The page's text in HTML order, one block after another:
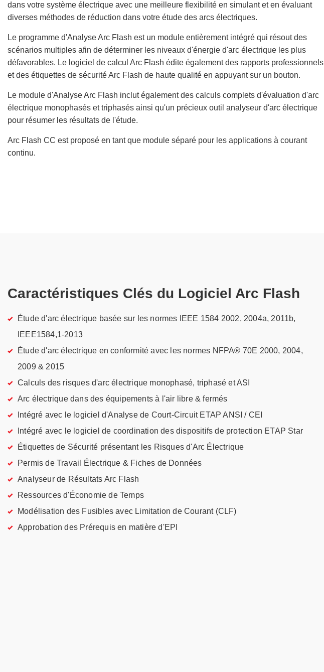
dans votre système électrique avec une meilleure flexibilité en simulant et en évaluant
diverses méthodes de réduction dans votre étude des arcs électriques.
Le programme d'Analyse Arc Flash est un module entièrement intégré qui résout des
scénarios multiples afin de déterminer les niveaux d'énergie d'arc électrique les plus
défavorables. Le logiciel de calcul Arc Flash édite également des rapports professionnels
et des étiquettes de sécurité Arc Flash de haute qualité en appuyant sur un bouton.
Le module d'Analyse Arc Flash inclut également des calculs complets d'évaluation d'arc
électrique monophasés et triphasés ainsi qu'un précieux outil analyseur d'arc électrique
pour résumer les résultats de l'étude.
Arc Flash CC est proposé en tant que module séparé pour les applications à courant
continu.
Caractéristiques Clés du Logiciel Arc Flash
Étude d'arc électrique basée sur les normes IEEE 1584 2002, 2004a, 2011b,
IEEE1584,1-2013
Étude d'arc électrique en conformité avec les normes NFPA® 70E 2000, 2004,
2009 & 2015
Calculs des risques d'arc électrique monophasé, triphasé et ASI
Arc électrique dans des équipements à l'air libre & fermés
Intégré avec le logiciel d'Analyse de Court-Circuit ETAP ANSI / CEI
Intégré avec le logiciel de coordination des dispositifs de protection ETAP Star
Étiquettes de Sécurité présentant les Risques d'Arc Électrique
Permis de Travail Électrique & Fiches de Données
Analyseur de Résultats Arc Flash
Ressources d'Économie de Temps
Modélisation des Fusibles avec Limitation de Courant (CLF)
Approbation des Prérequis en matière d'EPI